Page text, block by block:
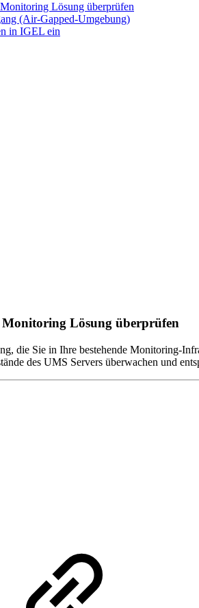
Lösung überprüfen
(Air-Gapped-Umgebung)
in IGEL ein
Monitoring Lösung überprüfen
die Sie in Ihre bestehende Monitoring-
des UMS Servers überwachen und